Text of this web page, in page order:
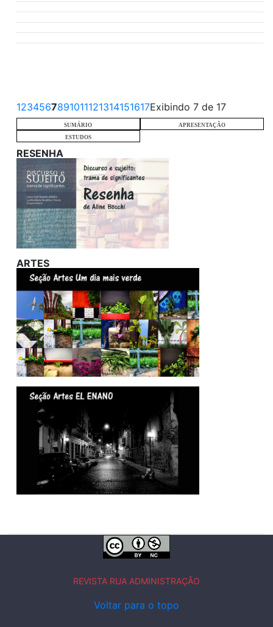
1234567891011121314151617Exibindo 7 de 17
SUMÁRIO
APRESENTAÇÃO
ESTUDOS
RESENHA
ARTES
REVISTA RUA ADMINISTRAÇÃO
Voltar para o topo